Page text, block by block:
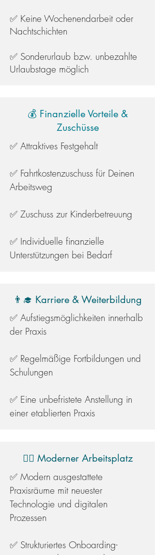
✅ Keine Wochenendarbeit oder
Nachtschichten
✅ Sonderurlaub bzw. unbezahlte
Urlaubstage möglich
💰 Finanzielle Vorteile &
Zuschüsse
✅ Attraktives Festgehalt
✅ Fahrtkostenzuschuss für Deinen
Arbeitsweg
✅ Zuschuss zur Kinderbetreuung
✅ Individuelle finanzielle
Unterstützungen bei Bedarf
👨‍🎓 Karriere & Weiterbildung
✅ Aufstiegsmöglichkeiten innerhalb
der Praxis
✅ Regelmäßige Fortbildungen und
Schulungen
✅ Eine unbefristete Anstellung in
einer etablierten Praxis
👩‍⚕️ Moderner Arbeitsplatz
✅ Modern ausgestattete
Praxisräume mit neuester
Technologie und digitalen
Prozessen
✅ Strukturiertes Onboarding-